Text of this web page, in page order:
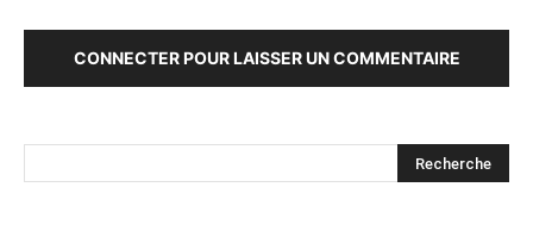
CONNECTER POUR LAISSER UN COMMENTAIRE